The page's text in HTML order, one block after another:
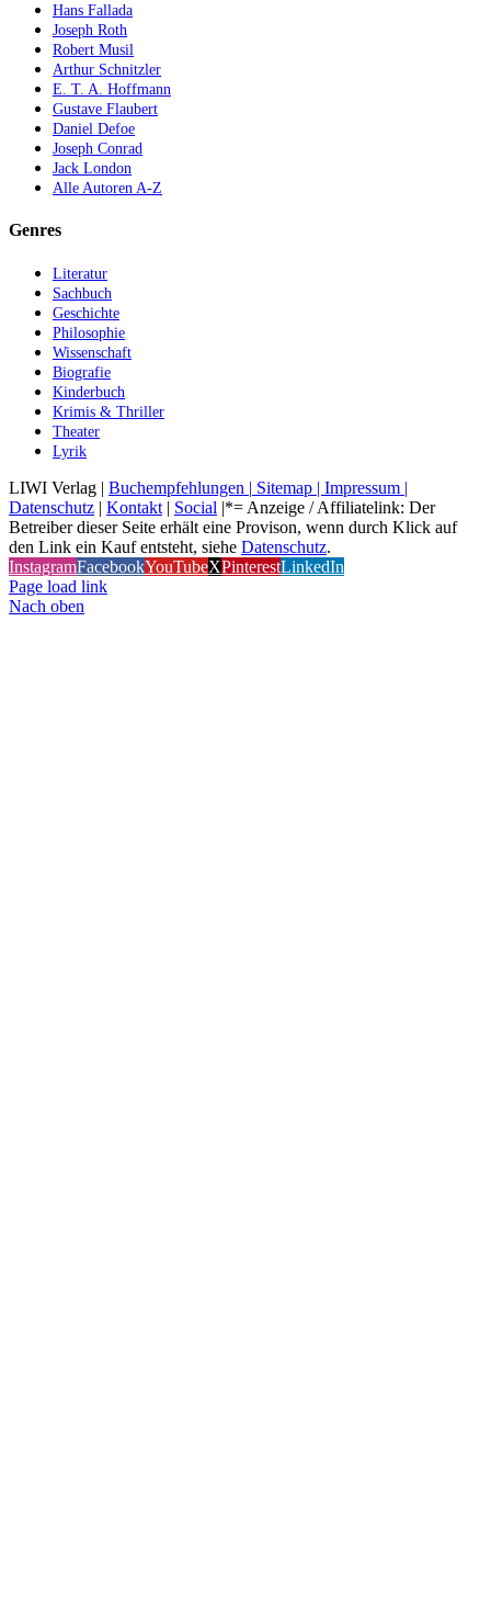
Hans Fallada
Joseph Roth
Robert Musil
Arthur Schnitzler
E. T. A. Hoffmann
Gustave Flaubert
Daniel Defoe
Joseph Conrad
Jack London
Alle Autoren A-Z
Genres
Literatur
Sachbuch
Geschichte
Philosophie
Wissenschaft
Biografie
Kinderbuch
Krimis & Thriller
Theater
Lyrik
LIWI Verlag | Buchempfehlungen | Sitemap | Impressum |
Datenschutz | Kontakt| Social |*= Anzeige / Affiliatelink: Der
Betreiber dieser Seite erhält eine Provison, wenn durch Klick auf
den Link ein Kauf entsteht, siehe Datenschutz.
InstagramFacebookYouTubeXPinterestLinkedIn
Page load link
Nach oben